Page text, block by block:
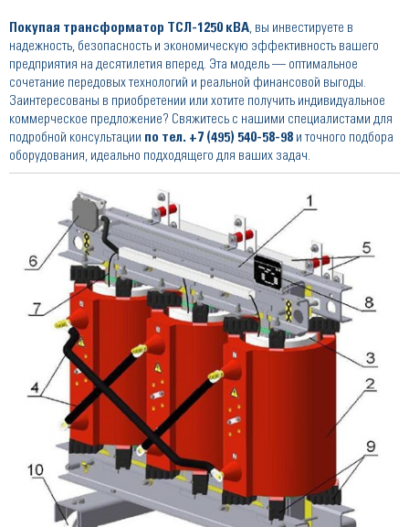
Покупая трансформатор ТСЛ-1250 кВА, вы инвестируете в
надежность, безопасность и экономическую эффективность вашего
предприятия на десятилетия вперед. Эта модель — оптимальное
сочетание передовых технологий и реальной финансовой выгоды.
Заинтересованы в приобретении или хотите получить индивидуальное
коммерческое предложение? Свяжитесь с нашими специалистами для
подробной консультации по тел. +7 (495) 540-58-98 и точного подбора
оборудования, идеально подходящего для ваших задач.